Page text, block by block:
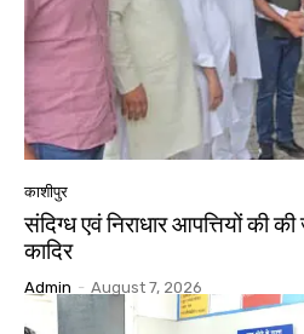
काशीपुर
संदिग्ध एवं निराधार आपत्तियों की
कादिर
Admin - August 7, 2026